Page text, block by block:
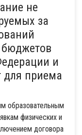
не
за
и
для приема
образовательным
физических и
договора